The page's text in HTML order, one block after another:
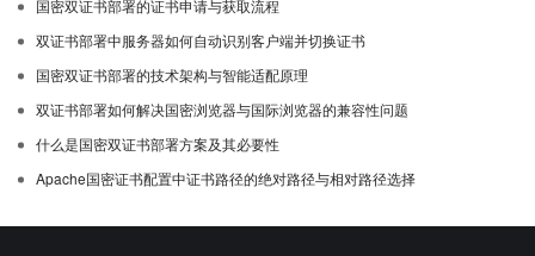
国密双证书部署的证书申请与获取流程
双证书部署中服务器如何自动识别客户端并切换证书
国密双证书部署的技术架构与智能适配原理
双证书部署如何解决国密浏览器与国际浏览器的兼容性问题
什么是国密双证书部署方案及其必要性
Apache国密证书配置中证书路径的绝对路径与相对路径选择